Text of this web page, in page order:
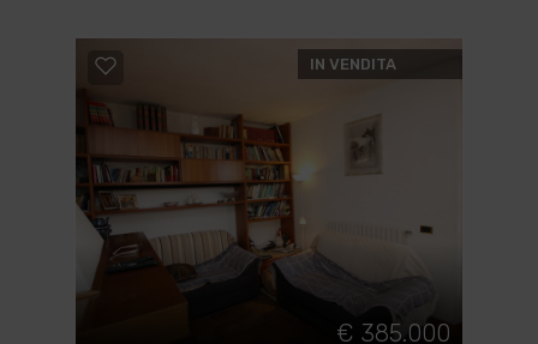
IN VENDITA
€ 385.000